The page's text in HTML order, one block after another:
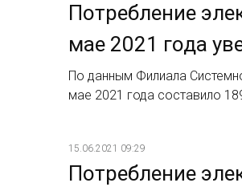
Потребление
мае 2021 года
По данным Филиала
мае 2021 года составило
15.06.2021 09:29
Потребление